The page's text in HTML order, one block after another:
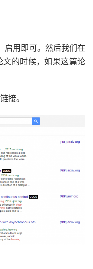
启用即可。然后我们在
的时候，如果这篇论
接。